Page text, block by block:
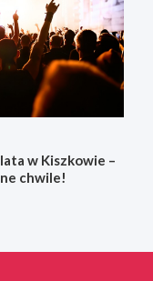
w Kiszkowie –
chwile!